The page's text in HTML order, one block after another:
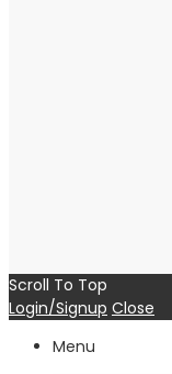
Scroll To Top
Login/Signup Close
Menu